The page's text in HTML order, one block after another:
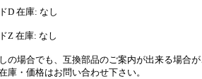
D 在庫: なし
Z 在庫: なし
の場合でも、互換部品のご案内が出来る場合
庫・価格はお問い合わせ下さい。